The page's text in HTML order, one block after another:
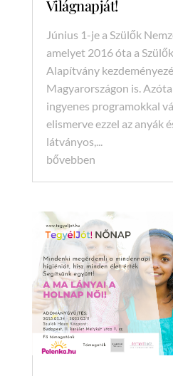
Világnapját!
Június 1-je a Szülők
amelyet 2016 óta a
Alapítvány
Magyarországon is.
ingyenes programokkal
elismerve ezzel az anyák
látványos,...
bővebben